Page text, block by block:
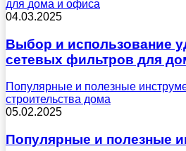
для дома и офиса
04.03.2025
Выбор и использование
сетевых фильтров для
Популярные и полезные
строительства дома
05.02.2025
Популярные и полезные